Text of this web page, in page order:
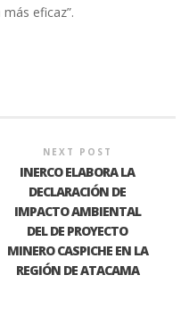
eficaz”.
NEXT POST
INERCO ELABORA LA
DECLARACIÓN DE
IMPACTO AMBIENTAL
DEL DE PROYECTO
MINERO CASPICHE EN LA
REGIÓN DE ATACAMA